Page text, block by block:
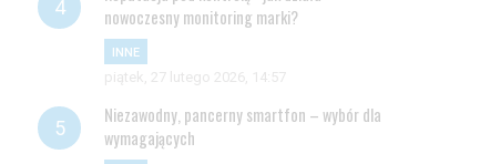
nowoczesny monitoring marki?
INNE
piątek, 27 lutego 2026, 14:57
Niezawodny, pancerny smartfon – wybór dla
wymagających